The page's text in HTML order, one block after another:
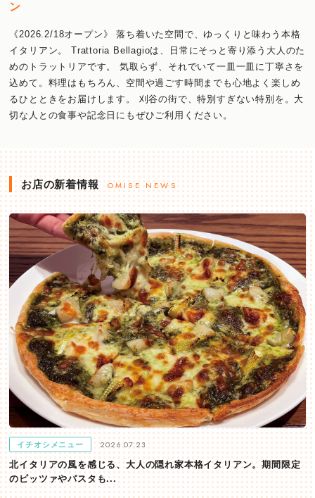
ン
《2026.2/18オープン》 落ち着いた空間で、ゆっくりと味わう本格
イタリアン。 Trattoria Bellagioは、日常にそっと寄り添う大人のた
めのトラットリアです。 気取らず、それでいて一皿一皿に丁寧さを
込めて。料理はもちろん、空間や過ごす時間までも心地よく楽しめ
るひとときをお届けします。 刈谷の街で、特別すぎない特別を。大
切な人との食事や記念日にもぜひご利用ください。
お店の新着情報 OMISE NEWS
イチオシメニュー 2026.07.23
北イタリアの風を感じる、大人の隠れ家本格イタリアン。期間限定
のピッツァやパスタも...